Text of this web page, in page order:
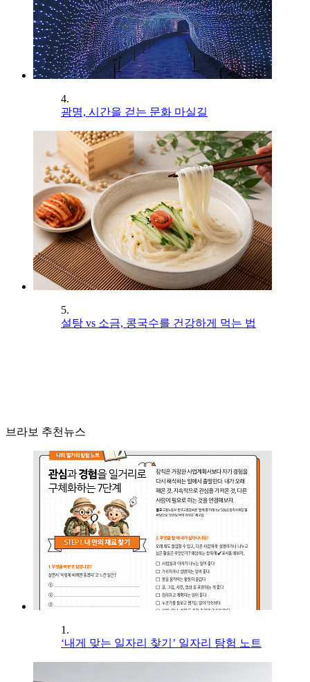
4.
광명, 시간을 걷는 문화 마실길
5.
설탕 vs 소금, 콩국수를 건강하게 먹는 법
브라보 추천뉴스
1.
‘내게 맞는 일자리 찾기’ 일자리 탐험 노트